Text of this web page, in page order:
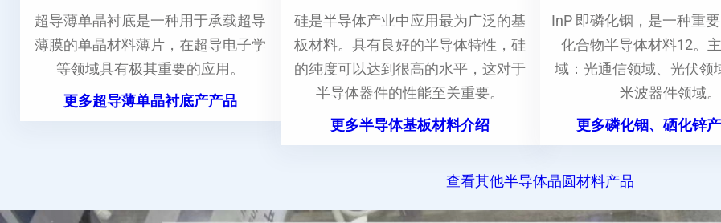
超导薄单晶衬底是一种用于承载超导
薄膜的单晶材料薄片，在超导电子学
等领域具有极其重要的应用。
更多超导薄单晶衬底产产品
硅是半导体产业中应用最为广泛的基
板材料。具有良好的半导体特性，硅
的纯度可以达到很高的水平，这对于
半导体器件的性能至关重要。
更多半导体基板材料介绍
InP 即磷化铟，是一种重
化合物半导体材料12。
域：光通信领域、光伏领
米波器件领域。
更多磷化铟、硒化锌
查看其他半导体晶圆材料产品